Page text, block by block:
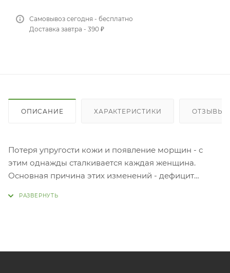
Самовывоз сегодня - бесплатно
Доставка завтра - 390 ₽
ОПИСАНИЕ ХАРАКТЕРИСТИКИ ОТЗЫВЫ
Потеря упругости кожи и появление морщин - с
этим однажды сталкивается каждая женщина.
Основная причина этих изменений - дефицит